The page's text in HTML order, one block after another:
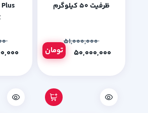
ظرفیت 50 کیلوگرم
۵۱,۰۰۰,۰۰۰
تومان
۵۶,۵۰۰,۰۰۰